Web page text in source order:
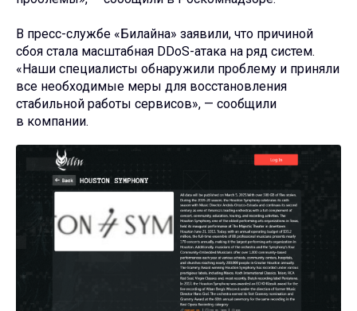
В пресс-службе «Билайна» заявили, что причиной
сбоя стала масштабная DDoS-атака на ряд систем.
«Наши специалисты обнаружили проблему и приняли
все необходимые меры для восстановления
стабильной работы сервисов», — сообщили
в компании.